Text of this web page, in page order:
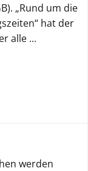
„Rund um die
hat der
alle ...
werden